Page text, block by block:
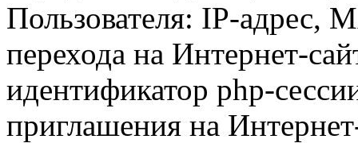
Пользователя: IP-адрес,
перехода на Интернет-
идентификатор php-
приглашения на